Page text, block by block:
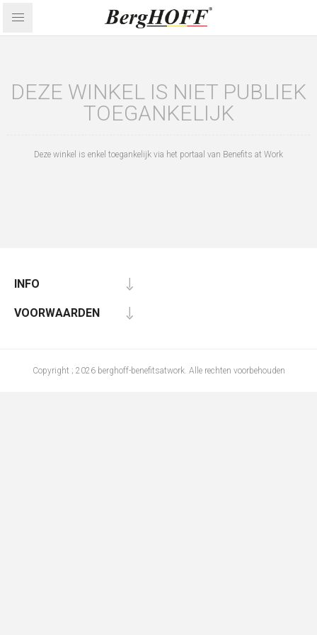
DEZE WINKEL IS NIET PUBLIEK
TOEGANKELIJK
Deze winkel is enkel toegankelijk via het portaal van Benefits at Work
INFO
VOORWAARDEN
Copyright ; 2026 berghoff-benefitsatwork. Alle rechten voorbehouden